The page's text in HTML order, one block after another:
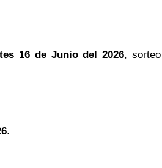
16 de Junio del 2026, sorteo
.